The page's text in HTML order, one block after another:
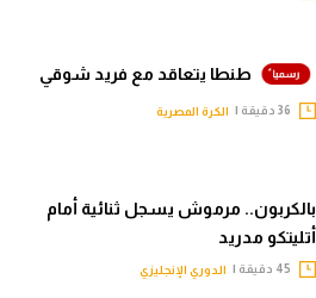
طنطا يتعاقد مع فريد شوقي
الكرة المصرية
بالكربون.. مرموش يسجل ثنائية أمام
أتليتكو مدريد
الدوري الإنجليزي